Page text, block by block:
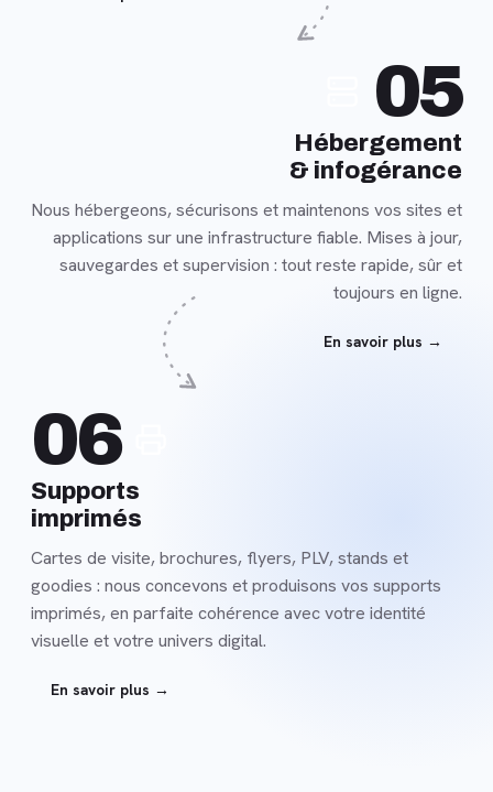
05
Hébergement
& infogérance
Nous hébergeons, sécurisons et maintenons vos sites et
applications sur une infrastructure fiable. Mises à jour,
sauvegardes et supervision : tout reste rapide, sûr et
toujours en ligne.
En savoir plus →
Cartes de visite, brochures, flyers, PLV, stands et
goodies : nous concevons et produisons vos supports
imprimés, en parfaite cohérence avec votre identité
visuelle et votre univers digital.
En savoir plus →
Supports
imprimés
06